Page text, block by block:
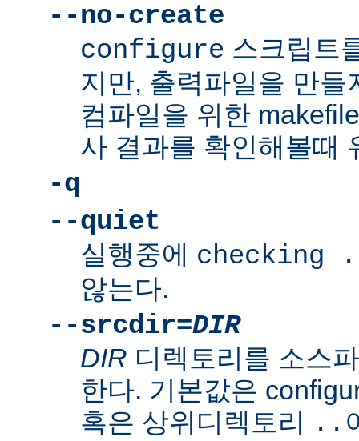
--no-create
configure 스크립트
지만, 출력파일을 만들
컴파일을 위한
사 결과를 확인해볼때
-q
--quiet
실행중에 checking
않는다.
--srcdir=DIR
DIR 디렉토리를 소스
한다. 기본값은
혹은 상위디렉토리 ..